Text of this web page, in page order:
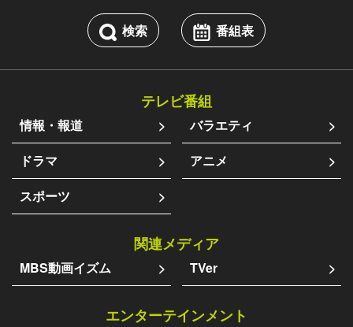
検索 番組表
テレビ番組
情報・報道
バラエティ
ドラマ
アニメ
スポーツ
関連メディア
MBS動画イズム TVer
エンターテインメント